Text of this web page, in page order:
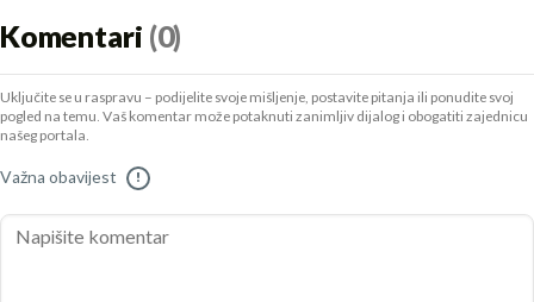
Komentari (0)
Uključite se u raspravu – podijelite svoje mišljenje, postavite pitanja ili ponudite svoj
pogled na temu. Vaš komentar može potaknuti zanimljiv dijalog i obogatiti zajednicu
našeg portala.
Važna obavijest !